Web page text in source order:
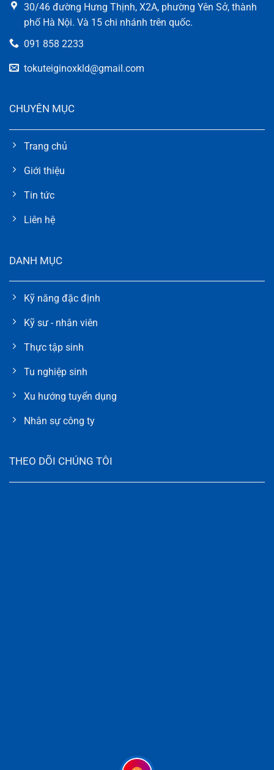
30/46 đường Hưng Thịnh, X2A, phường Yên Sở, thành
phố Hà Nội. Và 15 chi nhánh trên quốc.
091 858 2233
tokuteiginoxkld@gmail.com
CHUYÊN MỤC
Trang chủ
Giới thiệu
Tin tức
Liên hệ
DANH MỤC
Kỹ năng đặc định
Kỹ sư - nhân viên
Thực tập sinh
Tu nghiệp sinh
Xu hướng tuyển dụng
Nhân sự công ty
THEO DÕI CHÚNG TÔI